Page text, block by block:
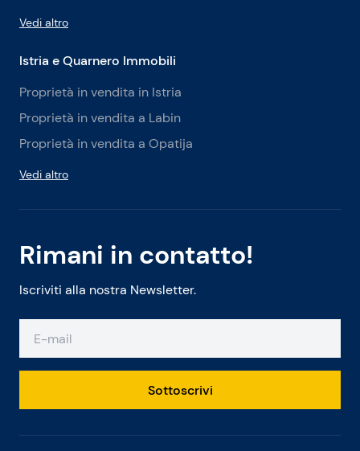
Rimani in contatto!
Iscriviti alla nostra Newsletter.
Sottoscrivi
Vedi altro
Istria e Quarnero Immobili
Proprietà in vendita in Istria
Proprietà in vendita a Labin
Proprietà in vendita a Opatija
Vedi altro